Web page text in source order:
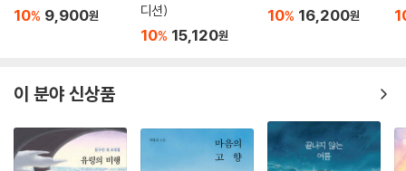
10% 9,900원
디션)
10% 15,120원
10% 16,200원
이 분야 신상품